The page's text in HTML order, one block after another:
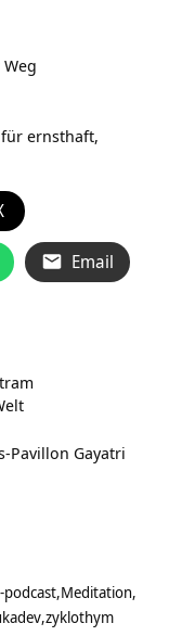
ernsthaft,
Email
Pavillon Gayatri
podcast Meditation
zyklothym